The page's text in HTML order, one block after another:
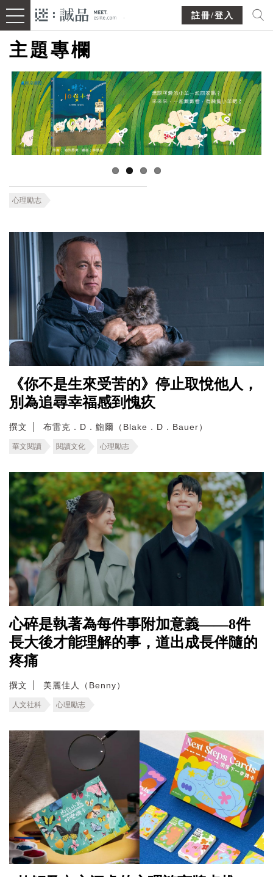
註冊/登入
主題專欄
心理勵志
《你不是生來受苦的》停止取悅他人，
別為追尋幸福感到愧疚
撰文 布雷克．D．鮑爾（Blake．D．Bauer）
華文閱讀 閱讀文化 心理勵志
心碎是執著為每件事附加意義——8件
長大後才能理解的事，道出成長伴隨的
疼痛
撰文 美麗佳人（Benny）
人文社科 心理勵志